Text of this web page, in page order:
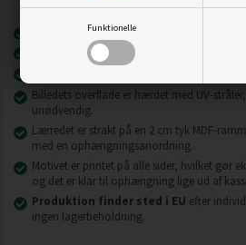
Funktionelle
Nyeste printteknologi
Billeder på lærred er modstandsdygtige
Billedets overflade er hærdet med UV-
unødvendig.
Lærredet er strakt på en 2 cm tyk MDF-
med en ophængningsanordning.
Motivet er printet på alle sider, hvilket gør
og det er klar til ophængning lige ud af
Produktion finder sted i EU efter
ingen lagerbeholdning.